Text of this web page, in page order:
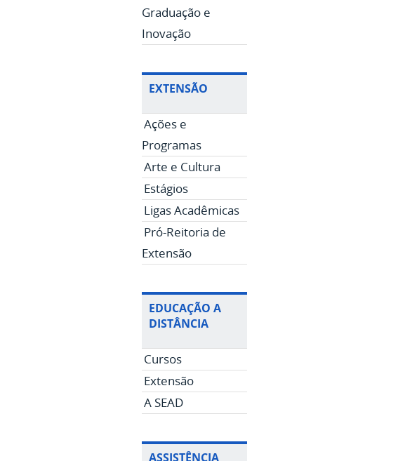
Graduação e
Inovação
EXTENSÃO
Ações e
Programas
Arte e Cultura
Estágios
Ligas Acadêmicas
Pró-Reitoria de
Extensão
EDUCAÇÃO A
DISTÂNCIA
Cursos
Extensão
A SEAD
ASSISTÊNCIA